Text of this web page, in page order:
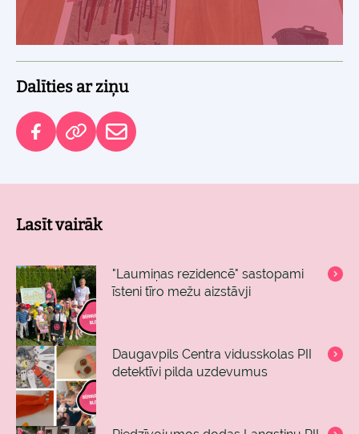
Dalīties ar ziņu
Lasīt vairāk
"Laumiņas rezidencē" sastopami
īsteni tīro mežu aizstāvji
Daugavpils Centra vidusskolas PII
detektīvi pilda uzdevumus